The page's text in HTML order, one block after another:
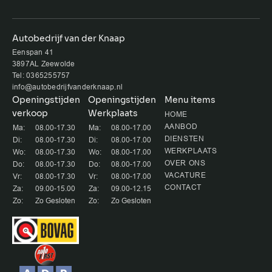
Autobedrijf van der Knaap
Eenspan 41
3897AL Zeewolde
Tel: 0365255757
info@autobedrijfvanderknaap.nl
Openingstijden
verkoop
Ma:
08.00-17.30
Di:
08.00-17.30
Wo:
08.00-17.30
Do:
08.00-17.30
Vr:
08.00-17.30
Za:
09.00-15.00
Zo:
Zo Gesloten
Openingstijden
Werkplaats
Ma:
08.00-17.00
Di:
08.00-17.00
Wo:
08.00-17.00
Do:
08.00-17.00
Vr:
08.00-17.00
Za:
09.00-12.15
Zo:
Zo Gesloten
Menu items
HOME
AANBOD
DIENSTEN
WERKPLAATS
OVER ONS
VACATURE
CONTACT